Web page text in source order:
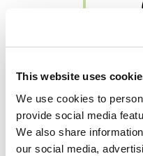
This website uses
We use cookies to
provide social media
We also share
our social media,